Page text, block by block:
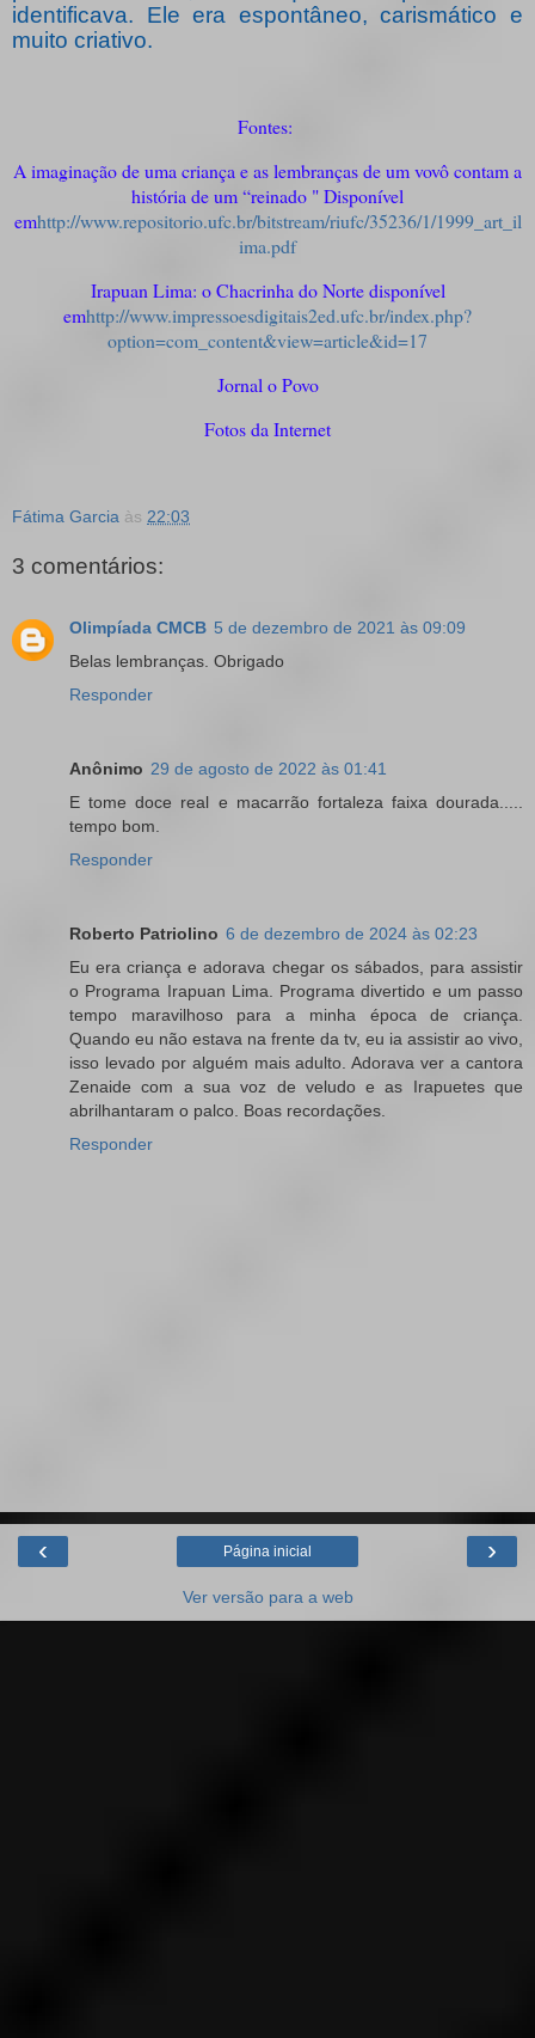
identificava. Ele era espontâneo, carismático e
muito criativo.
Fontes:
A imaginação de uma criança e as lembranças de um vovô contam a
história de um “reinado " Disponível
emhttp://www.repositorio.ufc.br/bitstream/riufc/35236/1/1999_art_il
ima.pdf
Irapuan Lima: o Chacrinha do Norte disponível
emhttp://www.impressoesdigitais2ed.ufc.br/index.php?
option=com_content&view=article&id=17
Jornal o Povo
Fotos da Internet
Fátima Garcia às 22:03
3 comentários:
Olimpíada CMCB 5 de dezembro de 2021 às 09:09
Belas lembranças. Obrigado
Responder
Anônimo 29 de agosto de 2022 às 01:41
E tome doce real e macarrão fortaleza faixa dourada.....
tempo bom.
Responder
Roberto Patriolino 6 de dezembro de 2024 às 02:23
Eu era criança e adorava chegar os sábados, para assistir
o Programa Irapuan Lima. Programa divertido e um passo
tempo maravilhoso para a minha época de criança.
Quando eu não estava na frente da tv, eu ia assistir ao vivo,
isso levado por alguém mais adulto. Adorava ver a cantora
Zenaide com a sua voz de veludo e as Irapuetes que
abrilhantaram o palco. Boas recordações.
Responder
‹ ›
Página inicial
Ver versão para a web